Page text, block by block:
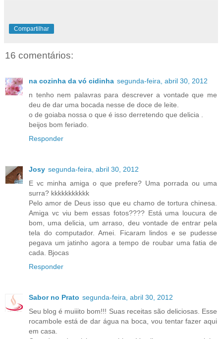
Compartilhar
16 comentários:
na cozinha da vó cidinha segunda-feira, abril 30, 2012
n tenho nem palavras para descrever a vontade que me
deu de dar uma bocada nesse de doce de leite.
o de goiaba nossa o que é isso derretendo que delicia .
beijos bom feriado.
Responder
Josy segunda-feira, abril 30, 2012
E vc minha amiga o que prefere? Uma porrada ou uma
surra? kkkkkkkkkkk
Pelo amor de Deus isso que eu chamo de tortura chinesa.
Amiga vc viu bem essas fotos???? Está uma loucura de
bom, uma delicia, um arraso, deu vontade de entrar pela
tela do computador. Amei. Ficaram lindos e se pudesse
pegava um jatinho agora a tempo de roubar uma fatia de
cada. Bjocas
Responder
Sabor no Prato segunda-feira, abril 30, 2012
Seu blog é muiiito bom!!! Suas receitas são deliciosas. Esse
rocambole está de dar água na boca, vou tentar fazer aqui
em casa.